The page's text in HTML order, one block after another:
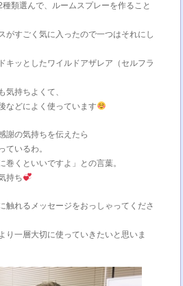
類選んで、ルームスプレーを作ること
がすごく気に入ったので一つはそれにし
キッとしたワイルドアザレア（セルフラ
気持ちよくて、
などによく使っています
謝の気持ちを伝えたら
ているわ。
巻くといいですよ」との言葉。
持ち
触れるメッセージをおっしゃってくださ
り一層大切に使っていきたいと思いま